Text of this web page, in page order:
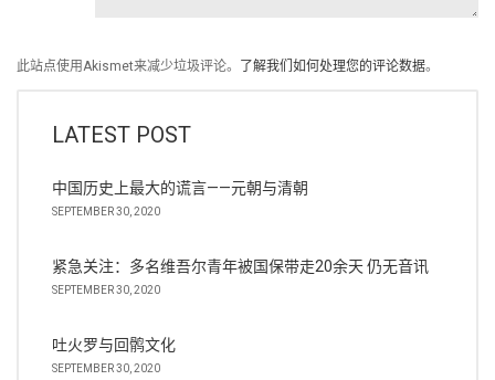
此站点使用Akismet来减少垃圾评论。 了解我们如何处理您的评论数据。
LATEST POST
中国历史上最大的谎言——元朝与清朝
SEPTEMBER 30, 2020
紧急关注：多名维吾尔青年被国保带走20余天 仍无音讯
SEPTEMBER 30, 2020
吐火罗与回鹘文化
SEPTEMBER 30, 2020